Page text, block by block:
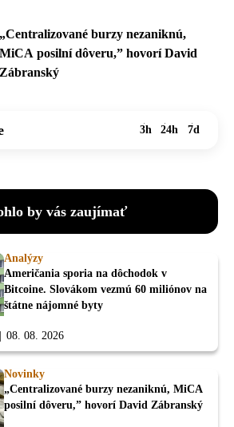
„Centralizované burzy nezaniknú,
MiCA posilní dôveru,” hovorí David
Zábranský
3h 24h 7d
by vás zaujímať
Analýzy
Američania sporia na dôchodok v
Bitcoine. Slovákom vezmú 60 miliónov na
štátne nájomné byty
08. 08. 2026
Novinky
„Centralizované burzy nezaniknú, MiCA
posilní dôveru,” hovorí David Zábranský